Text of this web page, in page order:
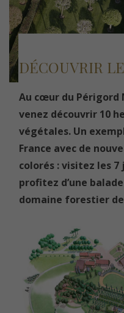
DÉCOUVRIR
Au cœur du Périgord
venez découvrir 10
végétales. Un
France avec de
colorés : visitez les
profitez d’une
domaine forestier